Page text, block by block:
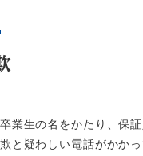
業生の名をかたり、保
と疑わしい電話がかか